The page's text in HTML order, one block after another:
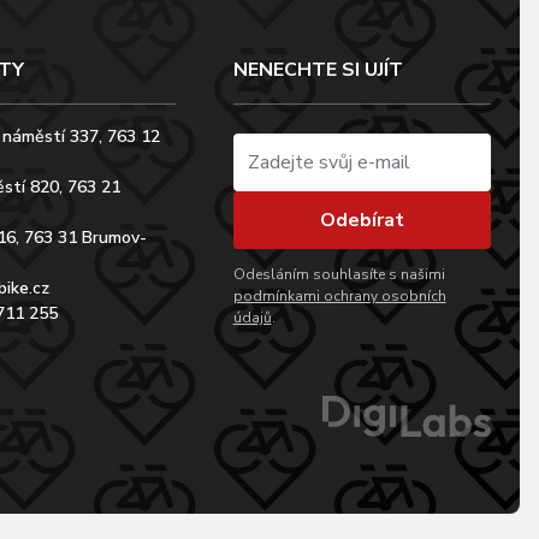
337, 763 12
820, 763 21
763 31 Brumov-
255
NENECHTE SI UJÍT
Odebírat
Odesláním souhlasíte s našimi
podmínkami ochrany osobních
údajů.